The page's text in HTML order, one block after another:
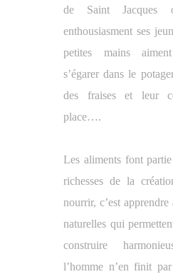
de Saint Jacques
enthousiasment ses
petites mains
s’égarer dans le
des fraises et leur
place….
Les aliments font
richesses de la
nourrir, c’est
naturelles qui
construire
l’homme n’en finit